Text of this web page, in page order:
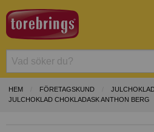
HEM FÖRETAGSKUND
JULCHOKLAD CHOKLADASK ANTHON BERG